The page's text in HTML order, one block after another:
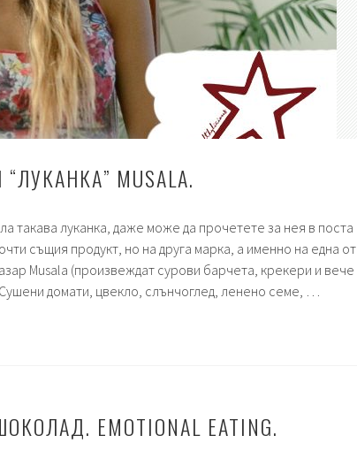
MUSALA.
такава луканка, даже може да прочетете за нея в поста
същия продукт, но на друга марка, а именно на една от
Musala (произвеждат сурови барчета, крекери и вече
Сушени домати, цвекло, слънчоглед, ленено семе, …
EMOTIONAL EATING.